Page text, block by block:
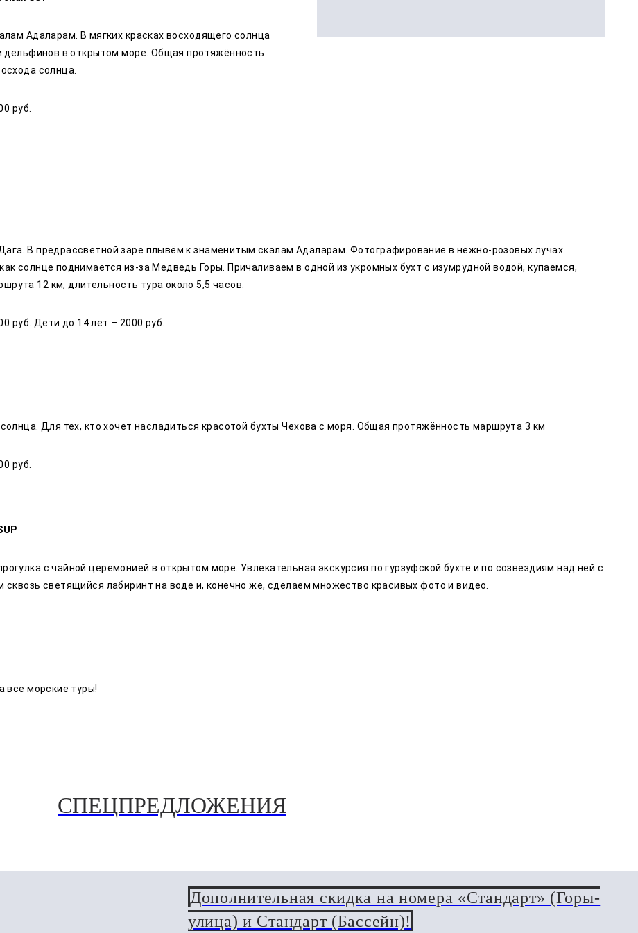
Адаларам. В мягких красках восходящего солнца
дельфинов в открытом море. Общая протяжённость
солнца.
руб.
В предрассветной заре плывём к знаменитым скалам Адаларам. Фотографирование в нежно-розовых лучах
солнце поднимается из-за Медведь Горы. Причаливаем в одной из укромных бухт с изумрудной водой, купаемся,
12 км, длительность тура около 5,5 часов.
руб. Дети до 14 лет – 2000 руб.
Для тех, кто хочет насладиться красотой бухты Чехова с моря. Общая протяжённость маршрута 3 км
руб.
с чайной церемонией в открытом море. Увлекательная экскурсия по гурзуфской бухте и по созвездиям над ней с
светящийся лабиринт на воде и, конечно же, сделаем множество красивых фото и видео.
все морские туры!
СПЕЦПРЕДЛОЖЕНИЯ
Дополнительная скидка на номера «Стандарт» (Горы-
улица) и Стандарт (Бассейн)!